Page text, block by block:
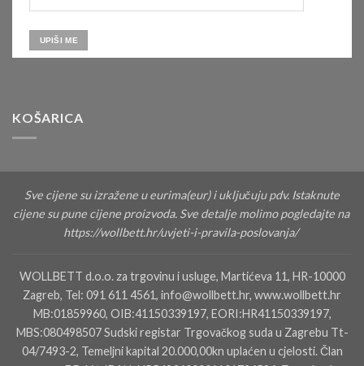
KOŠARICA
Sve cijene su izražene u eurima(eur) i uključuju pdv. Istaknute
cijene su pune cijene proizvoda. Sve detalje molimo pogledajte na
https://wollbett.hr/uvjeti-i-pravila-poslovanja/
WOLLBETT d.o.o. za trgovinu i usluge, Martićeva 11, HR-10000
Zagreb, Tel: 091 611 4561, info@wollbett.hr, www.wollbett.hr
MB:01859960, OIB:41150339197, EORI:HR41150339197,
MBS:080498507 Sudski registar Trgovačkog suda u Zagrebu Tt-
04/7493-2, Temeljni kapital 20.000,00kn uplaćen u cjelosti. Član